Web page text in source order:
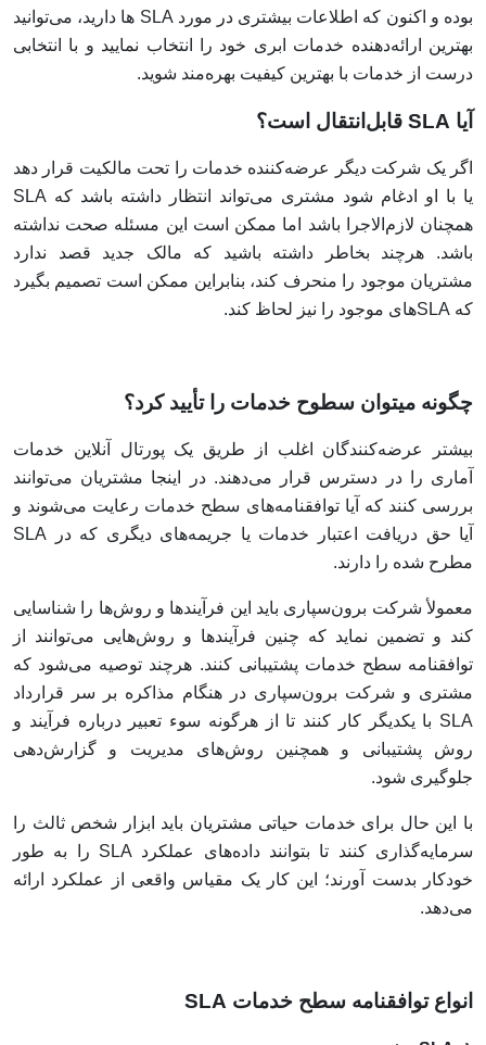
بوده و اکنون که اطلاعات بیشتری در مورد SLA ها دارید، می‌توانید
بهترین ارائه‌دهنده خدمات ابری خود را انتخاب نمایید و با انتخابی
درست از خدمات با بهترین کیفیت بهره‌مند شوید.
آیا SLA قابل‌انتقال است؟
اگر یک شرکت دیگر عرضه‌کننده‌ خدمات را تحت مالکیت قرار دهد
یا با او ادغام شود مشتری می‌تواند انتظار داشته باشد که SLA
همچنان لازم‌الاجرا باشد اما ممکن است این مسئله صحت نداشته
باشد. هرچند بخاطر داشته باشید که مالک جدید قصد ندارد
مشتریان موجود را منحرف کند، بنابراین ممکن است تصمیم بگیرد
که SLAهای موجود را نیز لحاظ کند.
چگونه میتوان سطوح خدمات را تأیید کرد؟
بیشتر عرضه‌کنندگان اغلب از طریق یک پورتال آنلاین خدمات
آماری را در دسترس قرار می‌دهند. در اینجا مشتریان می‌توانند
بررسی کنند که آیا توافقنامه‌های سطح خدمات رعایت می‌شوند و
آیا حق دریافت اعتبار خدمات یا جریمه‌های دیگری که در SLA
مطرح شده را دارند.
معمولأ شرکت برون‌سپاری باید این فرآیندها و روش‌ها را شناسایی
کند و تضمین نماید که چنین فرآیندها و روش‌هایی می‌توانند از
توافقنامه‌ سطح خدمات پشتیبانی کنند. هرچند توصیه می‌شود که
مشتری و شرکت برون‌سپاری در هنگام مذاکره بر سر قرارداد
SLA با یکدیگر کار کنند تا از هرگونه سوء تعبیر درباره‌ فرآیند و
روش پشتیبانی و همچنین روش‌های مدیریت و گزارش‌دهی
جلوگیری شود.
با این حال برای خدمات حیاتی مشتریان باید ابزار شخص ثالث را
سرمایه‌گذاری کنند تا بتوانند داده‌های عملکرد SLA را به طور
خودکار بدست آورند؛ این کار یک مقیاس واقعی از عملکرد ارائه
می‌دهد.
انواع توافقنامه سطح خدمات SLA